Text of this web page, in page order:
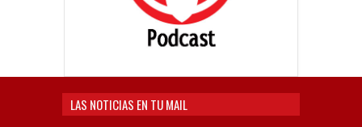
LAS NOTICIAS EN TU MAIL